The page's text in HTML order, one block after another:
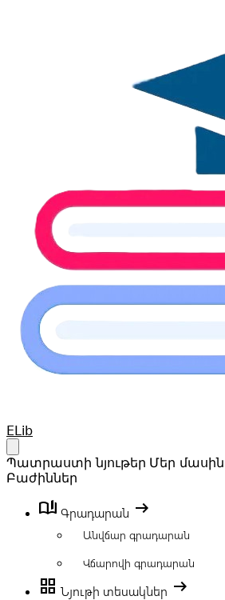
Your Company
ELib
Պատրաստի նյութեր Մեր մասին
Բաժիններ
book_ribbon Գրադարան arrow_right_alt
Անվճար գրադարան
Վճարովի գրադարան
grid_view Նյութի տեսակներ arrow_right_alt